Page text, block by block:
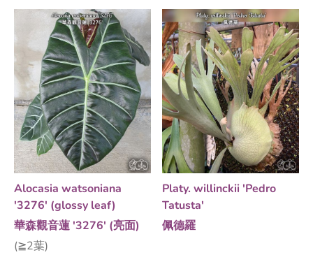
Alocasia watsoniana
'3276' (glossy leaf)
華森觀音蓮 '3276' (亮面)
(≧2葉)
Platy. willinckii 'Pedro
Tatusta'
佩德羅